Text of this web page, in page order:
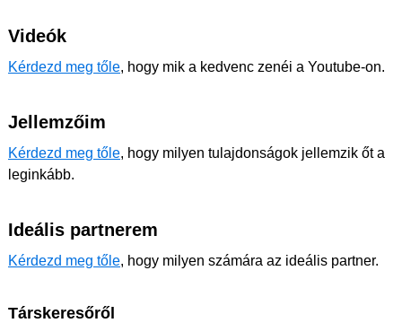
Videók
Kérdezd meg tőle, hogy mik a kedvenc zenéi a Youtube-on.
Jellemzőim
Kérdezd meg tőle, hogy milyen tulajdonságok jellemzik őt a
leginkább.
Ideális partnerem
Kérdezd meg tőle, hogy milyen számára az ideális partner.
Társkeresőről